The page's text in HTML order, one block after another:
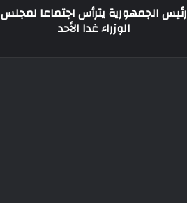
رئيس الجمهورية يترأس اجتماعا لمجلس
الوزراء غدا الأحد